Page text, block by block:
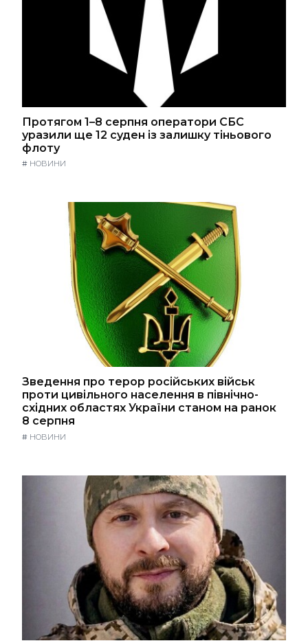
Протягом 1–8 серпня оператори СБС
уразили ще 12 суден із залишку тіньового
флоту
# НОВИНИ
Зведення про терор російських військ
проти цивільного населення в північно-
східних областях України станом на ранок
8 серпня
# НОВИНИ